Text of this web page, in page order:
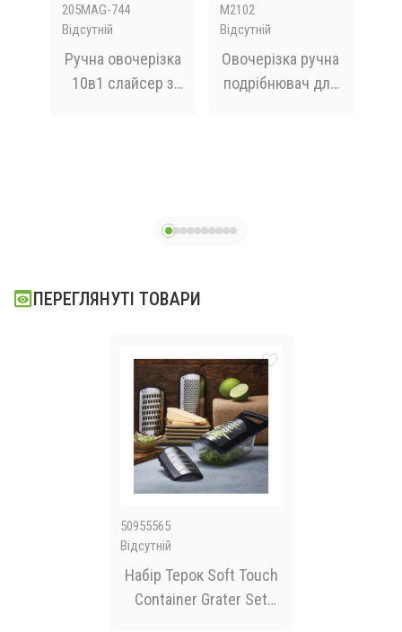
205MAG-744
Відсутній
Ручна овочерізка
10в1 слайсер з
M2102
Відсутній
Овочерізка ручна
подрібнювач для
ПЕРЕГЛЯНУТІ ТОВАРИ
50955565
Відсутній
Набір Терок Soft Touch
Container Grater Set